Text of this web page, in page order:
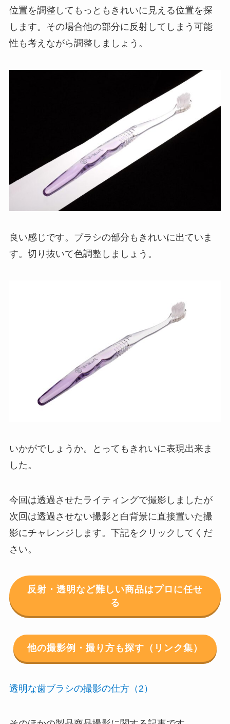
位置を調整してもっともきれいに見える位置を探
します。その場合他の部分に反射してしまう可能
性も考えながら調整しましょう。
良い感じです。ブラシの部分もきれいに出ていま
す。切り抜いて色調整しましょう。
いかがでしょうか。とってもきれいに表現出来ま
した。
今回は透過させたライティングで撮影しましたが
次回は透過させない撮影と白背景に直接置いた撮
影にチャレンジします。下記をクリックしてくだ
さい。
反射・透明など難しい商品はプロに任せ
る
他の撮影例・撮り方も探す（リンク集）
透明な歯ブラシの撮影の仕方（2）